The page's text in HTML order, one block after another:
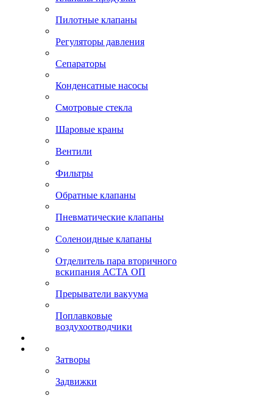
Пилотные клапаны
Регуляторы давления
Сепараторы
Конденсатные насосы
Смотровые стекла
Шаровые краны
Вентили
Фильтры
Обратные клапаны
Пневматические клапаны
Соленоидные клапаны
Отделитель пара вторичного
вскипания АСТА ОП
Прерыватели вакуума
Поплавковые
воздухоотводчики
Затворы
Задвижки